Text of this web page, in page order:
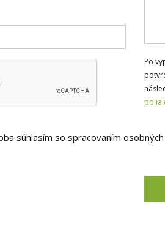
Po
polia
súhlasím so spracovaním